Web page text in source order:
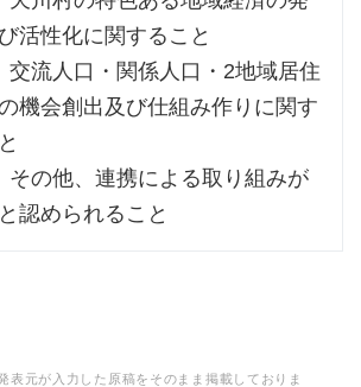
活性化に関すること
交流人口・関係人口・2地域居住
機会創出及び仕組み作りに関す
その他、連携による取り組みが
認められること
表元が入力した原稿をそのまま掲載しておりま